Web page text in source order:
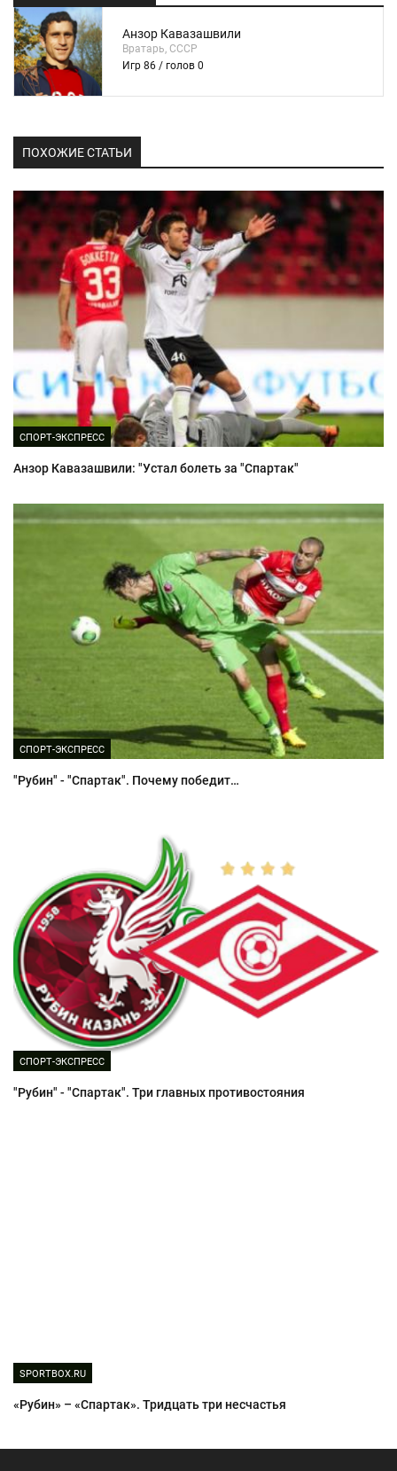
Анзор Кавазашвили
Вратарь, СССР
Игр 86 / голов 0
ПОХОЖИЕ СТАТЬИ
СПОРТ-ЭКСПРЕСС
Анзор Кавазашвили: "Устал болеть за "Спартак"
СПОРТ-ЭКСПРЕСС
"Рубин" - "Спартак". Почему победит…
СПОРТ-ЭКСПРЕСС
"Рубин" - "Спартак". Три главных противостояния
SPORTBOX.RU
«Рубин» – «Спартак». Тридцать три несчастья